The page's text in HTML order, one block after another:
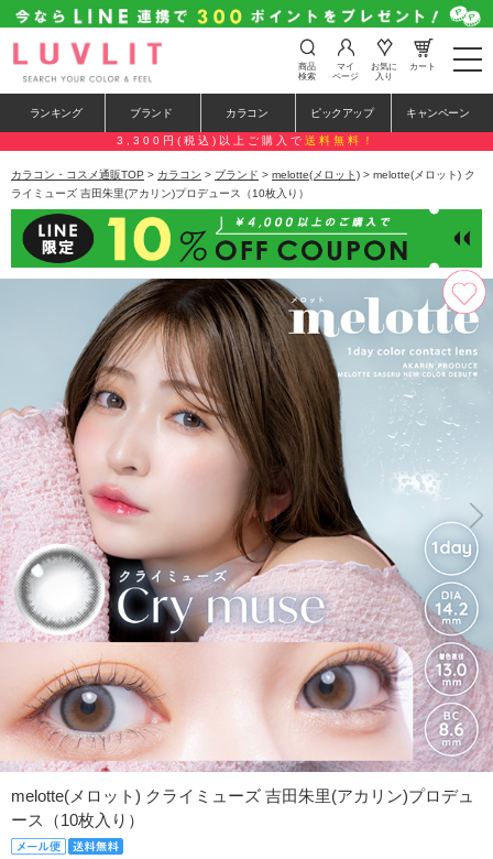
t
o
e
n
a
a
i
o
n
商品
検索
マイ
ページ
お気に
入り
カート
ランキング ブランド カラコン ピックアップ キャンペーン
3,300円(税込)以上ご購入で 送料無料！
カラコン・コスメ通販TOP > カラコン > ブランド > melotte(メロット) > melotte(メロット) ク
ライミューズ 吉田朱里(アカリン)プロデュース（10枚入り）
melotte(メロット) クライミューズ 吉田朱里(アカリン)プロデュ
ース（10枚入り）